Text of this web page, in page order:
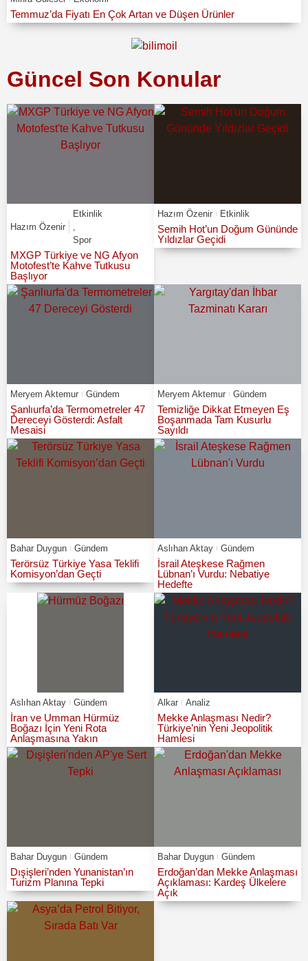
Temmuz’da Fiyatı En Çok Artan ve Düşen Ürünler
Güncel Son Konular
Hazım Özenir
Etkinlik
,
Spor
MXGP Türkiye ve NG Afyon
Motofest’te Kahve Tutkusu
Başlıyor
Hazım Özenir Etkinlik
Semih Hot’un Doğum Gününde
Yıldızlar Geçidi
Meryem Aktemur Gündem
Şanlıurfa’da Termometreler 47
Dereceyi Gösterdi: Asfalt
Mesaisi
Meryem Aktemur Gündem
Temizliğe Dikkat Etmeyen Eş
Boşanmada Tam Kusurlu
Sayıldı
Bahar Duygun Gündem
Terörsüz Türkiye Yasa Teklifi
Komisyon’dan Geçti
Aslıhan Aktay Gündem
İsrail Ateşkese Rağmen
Lübnan’ı Vurdu: Nebatiye
Hedefte
Aslıhan Aktay Gündem
İran ve Umman Hürmüz
Boğazı İçin Yeni Rota
Anlaşmasına Yakın
Alkar Analiz
Mekke Anlaşması Nedir?
Türkiye’nin Yeni Jeopolitik
Hamlesi
Bahar Duygun Gündem
Dışişleri’nden Yunanistan’ın
Turizm Planına Tepki
Bahar Duygun Gündem
Erdoğan’dan Mekke Anlaşması
Açıklaması: Kardeş Ülkelere
Açık